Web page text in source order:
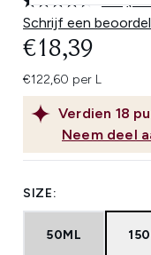
Schrijf een
Verdien 18
Neem deel
€18,39
€122,60 per L
SIZE:
50ML